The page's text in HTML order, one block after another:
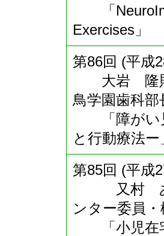
「
Exercises」
第86回 (平成
大岩 隆則
鳥学園歯科部
「障がい
と行動療法ー
第85回 (平成
又村 あお
ンター委員
「小児在宅